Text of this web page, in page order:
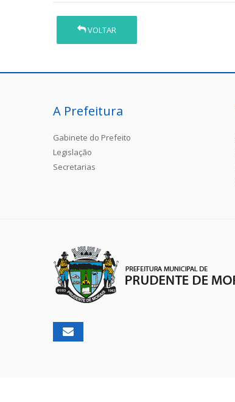
VOLTAR
A Prefeitura
Gabinete do Prefeito
Legislação
Secretarias